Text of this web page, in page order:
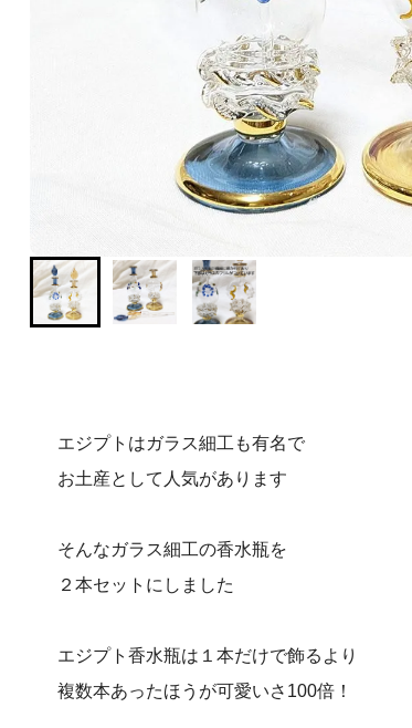
営業日朝10時までのご注文で即日発送！
ショッピングガイド（送料・支払方法など
この商品について問い合わせる
エジプトはガラス細工も有名で
お土産として人気があります
そんなガラス細工の香水瓶を
２本セットにしました
エジプト香水瓶は１本だけで飾るより
複数本あったほうが可愛いさ100倍！